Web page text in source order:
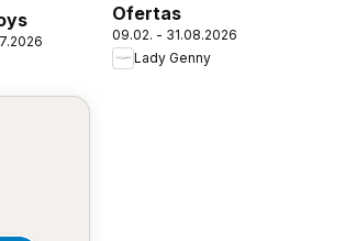
Ofertas
09.02. - 31.08.2026
Lady Genny